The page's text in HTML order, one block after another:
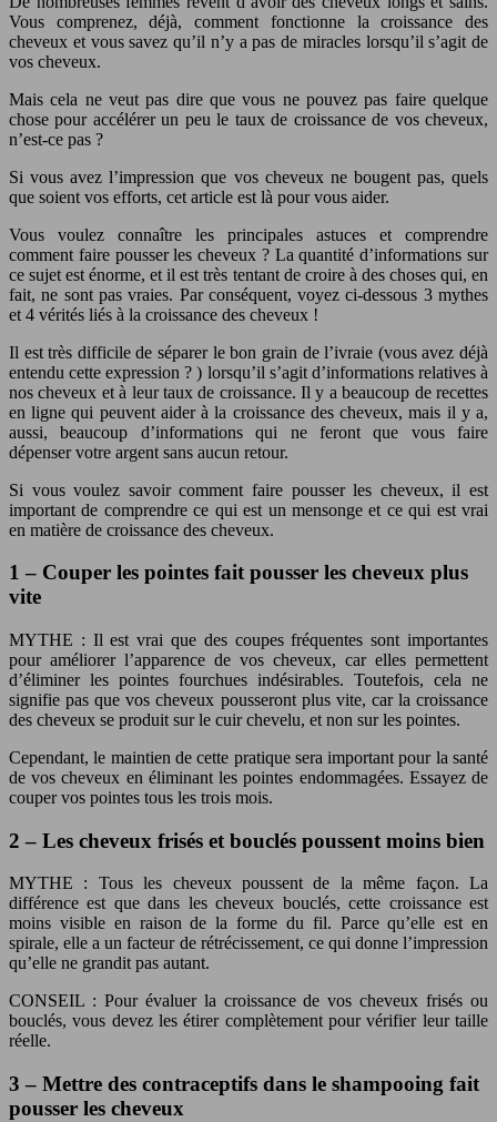
Vous comprenez, déjà, comment fonctionne la croissance des
cheveux et vous savez qu’il n’y a pas de miracles lorsqu’il s’agit de
vos cheveux.
Mais cela ne veut pas dire que vous ne pouvez pas faire quelque
chose pour accélérer un peu le taux de croissance de vos cheveux,
n’est-ce pas ?
Si vous avez l’impression que vos cheveux ne bougent pas, quels
que soient vos efforts, cet article est là pour vous aider.
Vous voulez connaître les principales astuces et comprendre
comment faire pousser les cheveux ? La quantité d’informations sur
ce sujet est énorme, et il est très tentant de croire à des choses qui, en
fait, ne sont pas vraies. Par conséquent, voyez ci-dessous 3 mythes
et 4 vérités liés à la croissance des cheveux !
Il est très difficile de séparer le bon grain de l’ivraie (vous avez déjà
entendu cette expression ? ) lorsqu’il s’agit d’informations relatives à
nos cheveux et à leur taux de croissance. Il y a beaucoup de recettes
en ligne qui peuvent aider à la croissance des cheveux, mais il y a,
aussi, beaucoup d’informations qui ne feront que vous faire
dépenser votre argent sans aucun retour.
Si vous voulez savoir comment faire pousser les cheveux, il est
important de comprendre ce qui est un mensonge et ce qui est vrai
en matière de croissance des cheveux.
1 – Couper les pointes fait pousser les cheveux plus
vite
MYTHE : Il est vrai que des coupes fréquentes sont importantes
pour améliorer l’apparence de vos cheveux, car elles permettent
d’éliminer les pointes fourchues indésirables. Toutefois, cela ne
signifie pas que vos cheveux pousseront plus vite, car la croissance
des cheveux se produit sur le cuir chevelu, et non sur les pointes.
Cependant, le maintien de cette pratique sera important pour la santé
de vos cheveux en éliminant les pointes endommagées. Essayez de
couper vos pointes tous les trois mois.
2 – Les cheveux frisés et bouclés poussent moins bien
MYTHE : Tous les cheveux poussent de la même façon. La
différence est que dans les cheveux bouclés, cette croissance est
moins visible en raison de la forme du fil. Parce qu’elle est en
spirale, elle a un facteur de rétrécissement, ce qui donne l’impression
qu’elle ne grandit pas autant.
CONSEIL : Pour évaluer la croissance de vos cheveux frisés ou
bouclés, vous devez les étirer complètement pour vérifier leur taille
réelle.
3 – Mettre des contraceptifs dans le shampooing fait
pousser les cheveux